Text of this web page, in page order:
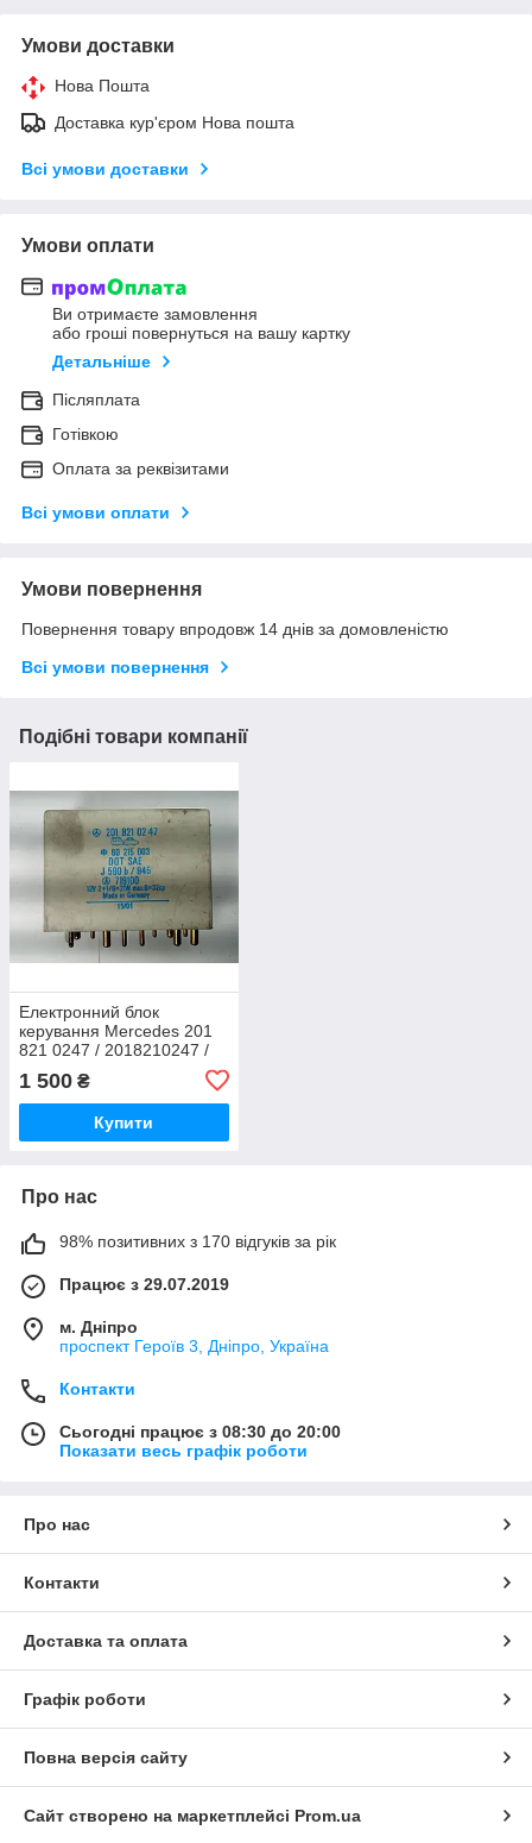
Умови доставки
Нова Пошта
Доставка кур'єром Нова пошта
Всі умови доставки
Умови оплати
Ви отримаєте замовлення
або гроші повернуться на вашу картку
Детальніше
Післяплата
Готівкою
Оплата за реквізитами
Всі умови оплати
Умови повернення
Повернення товару впродовж 14 днів за домовленістю
Всі умови повернення
Подібні товари компанії
Електронний блок
керування Mercedes 201
821 0247 / 2018210247 /
J590B/945 / 719100 / MB
C-180 / MBC180
1 500 ₴
Купити
Про нас
98% позитивних з 170 відгуків за рік
Працює з 29.07.2019
м. Дніпро
проспект Героїв 3, Дніпро, Україна
Контакти
Сьогодні працює з 08:30 до 20:00
Показати весь графік роботи
Про нас
Контакти
Доставка та оплата
Графік роботи
Повна версія сайту
Сайт створено на маркетплейсі Prom.ua